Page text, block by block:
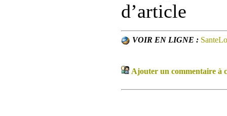
d’article
VOIR EN LIGNE :
Ajouter un commentaire à